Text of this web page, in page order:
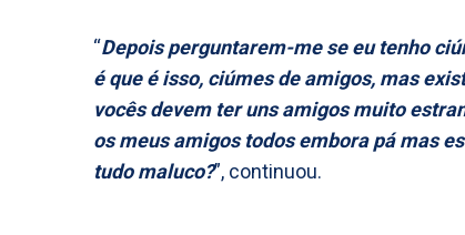
“Depois perguntarem-me se eu tenho
é que é isso, ciúmes de amigos, mas
vocês devem ter uns amigos muito
os meus amigos todos embora pá mas
tudo maluco?”, continuou.